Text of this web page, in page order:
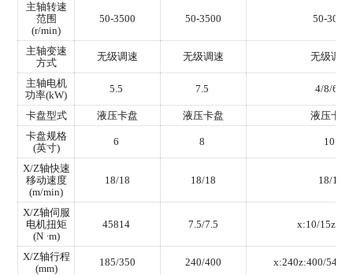
主轴转速
范围
(r/min)
50-3500 50-3500 50-3000
主轴变速
方式
无级调速 无级调速 无级调速
主轴电机
功率(kW)
5.5 7.5 4/8/6/2
卡盘型式 液压卡盘 液压卡盘
液压卡盘
卡盘规格
(英寸)
6 8 10
X/Z轴快速
移动速度
(m/min)
18/18 18/18 18/18
X/Z轴伺服
电机扭矩
(N ·m)
45814 7.5/7.5 x:10/
X/Z轴行程
(mm)
185/350 240/400 x:240z:400/540/